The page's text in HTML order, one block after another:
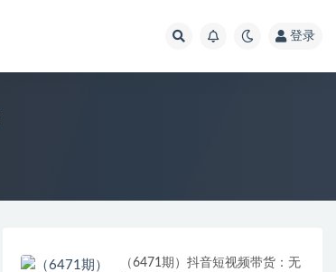
登录
（6471期）抖音短视频带货：无